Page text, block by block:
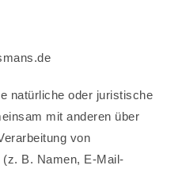
natürliche oder juristische
mit anderen über
von
(z. B. Namen, E-Mail-